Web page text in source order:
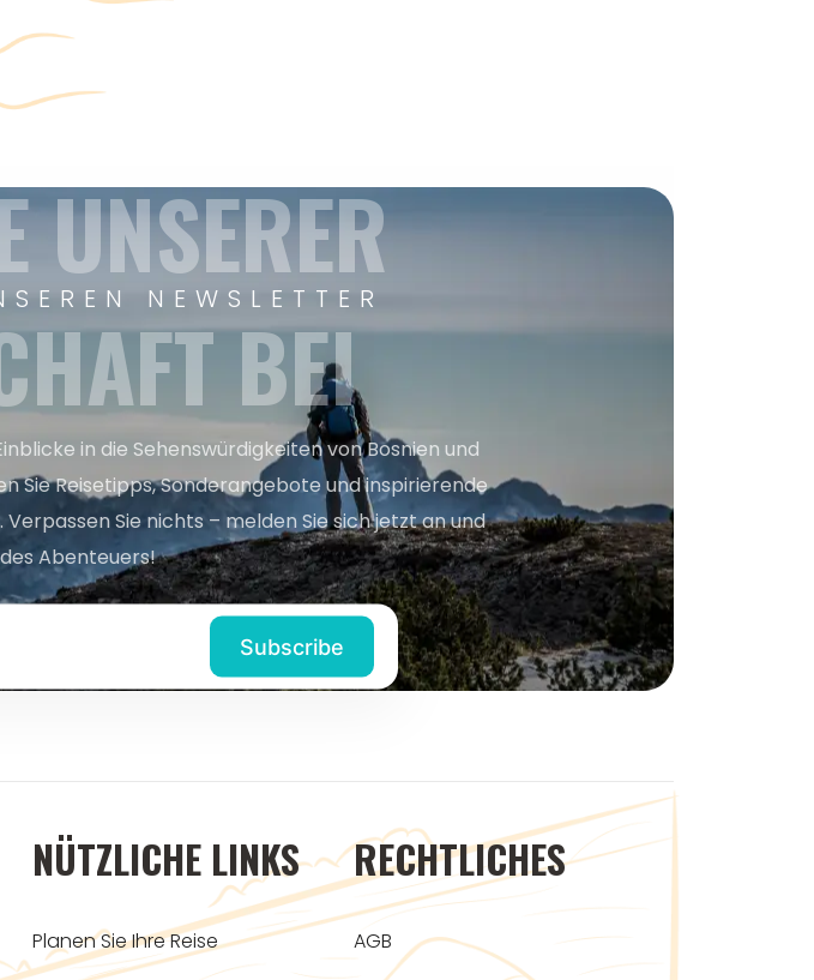
NEWSLETTER
UNSERER
BEI
in die Sehenswürdigkeiten von Bosnien und
Sie Reisetipps, Sonderangebote und inspirierende
Sie nichts – melden Sie sich jetzt an und
Abenteuers!
NÜTZLICHE LINKS
Planen Sie Ihre Reise
RECHTLICHES
AGB